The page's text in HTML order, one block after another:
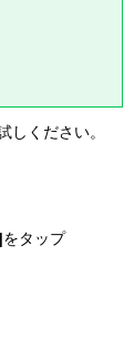
ください。
をタップ